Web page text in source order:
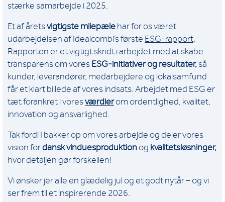
stærke samarbejde i 2025.
Et af åretsvigtigste milepæle har for os været
udarbejdelsen af Idealcombi’s første ESG-rapport.
Rapporten er et vigtigt skridt i arbejdet med at skabe
transparens om vores ESG-initiativer og resultater, så
kunder, leverandører, medarbejdere og lokalsamfund
får et klart billede af vores indsats. Arbejdet med ESG er
tæt forankret i voresværdierom ordentlighed, kvalitet,
innovation og ansvarlighed.
Tak fordi I bakker op om vores arbejde og deler vores
vision fordansk vinduesproduktionog kvalitetsløsninger,
hvor detaljen gør forskellen!
Vi ønsker jer alle en glædelig jul og et godt nytår – og vi
ser frem til et inspirerende 2026.